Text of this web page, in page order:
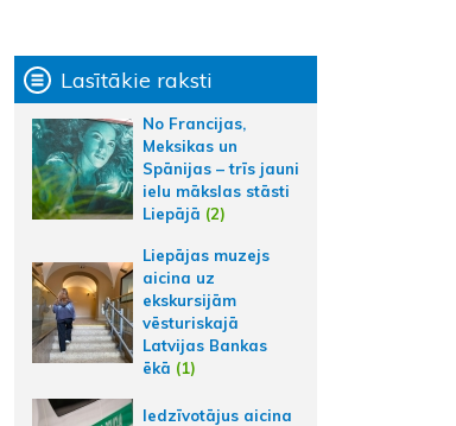
Lasītākie raksti
No Francijas,
Meksikas un
Spānijas – trīs jauni
ielu mākslas stāsti
Liepājā (2)
Liepājas muzejs
aicina uz
ekskursijām
vēsturiskajā
Latvijas Bankas
ēkā (1)
Iedzīvotājus aicina